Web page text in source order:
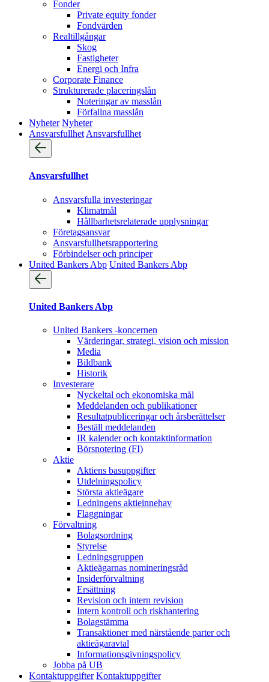
Fonder
Private equity fonder
Fondvärden
Realtillgångar
Skog
Fastigheter
Energi och Infra
Corporate Finance
Strukturerade placeringslån
Noteringar av masslån
Förfallna masslån
Nyheter Nyheter
Ansvarsfullhet Ansvarsfullhet
Ansvarsfullhet
Ansvarsfulla investeringar
Klimatmål
Hållbarhetsrelaterade upplysningar
Företagsansvar
Ansvarsfullhets­rapportering
Förbindelser och principer
United Bankers Abp United Bankers Abp
United Bankers Abp
United Bankers -koncernen
Värderingar, strategi, vision och mission
Media
Bildbank
Historik
Investerare
Nyckeltal och ekonomiska mål
Meddelanden och publikationer
Resultatpubliceringar och årsberättelser
Beställ meddelanden
IR kalender och kontaktinformation
Börsnotering (FI)
Aktie
Aktiens basuppgifter
Utdelningspolicy
Största aktieägare
Ledningens aktieinnehav
Flaggningar
Förvaltning
Bolagsordning
Styrelse
Ledningsgruppen
Aktieägarnas nomineringsråd
Insiderförvaltning
Ersättning
Revision och intern revision
Intern kontroll och riskhantering
Bolagstämma
Transaktioner med närstående parter och
aktieägaravtal
Informationsgivningspolicy
Jobba på UB
Kontaktuppgifter Kontaktuppgifter